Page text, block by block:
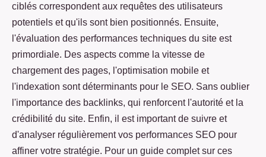
ciblés correspondent aux requêtes des utilisateurs
potentiels et qu'ils sont bien positionnés. Ensuite,
l'évaluation des performances techniques du site est
primordiale. Des aspects comme la vitesse de
chargement des pages, l'optimisation mobile et
l'indexation sont déterminants pour le SEO. Sans oublier
l'importance des backlinks, qui renforcent l'autorité et la
crédibilité du site. Enfin, il est important de suivre et
d'analyser régulièrement vos performances SEO pour
affiner votre stratégie. Pour un guide complet sur ces